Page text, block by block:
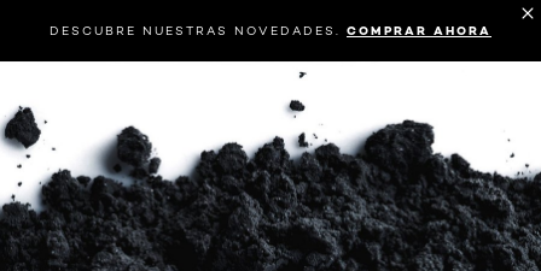
DESCUBRE NUESTRAS NOVEDADES. COMPRAR AHORA